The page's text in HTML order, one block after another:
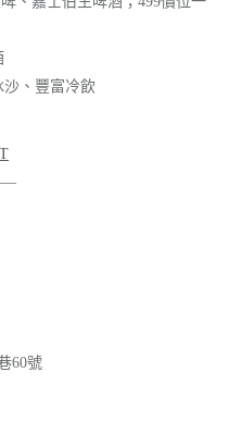
、豐富冷飲
60號